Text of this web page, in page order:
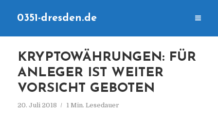
0351-dresden.de
KRYPTOWÄHRUNGEN: FÜR
ANLEGER IST WEITER
VORSICHT GEBOTEN
20. Juli 2018 1 Min. Lesedauer